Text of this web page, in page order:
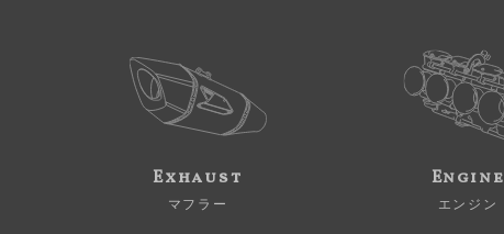
Exhaust
マフラー
Engine
エンジン